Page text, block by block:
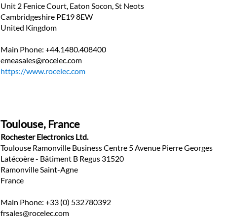
Unit 2 Fenice Court, Eaton Socon, St Neots
Cambridgeshire PE19 8EW
United Kingdom
Main Phone: +44.1480.408400
emeasales@rocelec.com
https://www.rocelec.com
Toulouse, France
Rochester Electronics Ltd.
Toulouse Ramonville Business Centre 5 Avenue Pierre Georges
Latécoère - Bâtiment B Regus 31520
Ramonville Saint-Agne
France
Main Phone: +33 (0) 532780392
frsales@rocelec.com